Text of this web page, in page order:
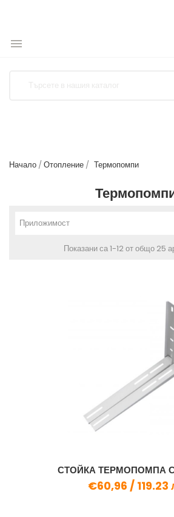

Начало Отопление Термопомпи
Приложимост
Показани са 1-12 от общо 25
СТОЙКА ТЕРМОПОМПА
€60,96 / 119.23